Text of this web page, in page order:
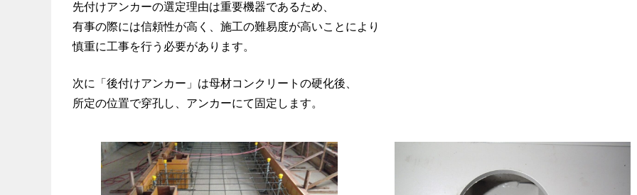
先付けアンカーの選定理由は重要機器であるため、
有事の際には信頼性が高く、施工の難易度が高いことにより
慎重に工事を行う必要があります。
次に「後付けアンカー」は母材コンクリートの硬化後、
所定の位置で穿孔し、アンカーにて固定します。